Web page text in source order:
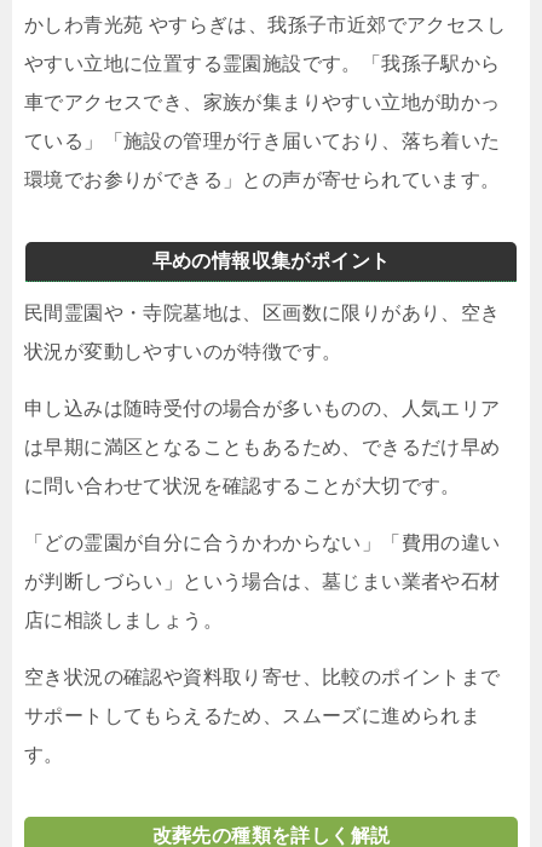
かしわ青光苑 やすらぎは、我孫子市近郊でアクセスし
やすい立地に位置する霊園施設です。「我孫子駅から
車でアクセスでき、家族が集まりやすい立地が助かっ
ている」「施設の管理が行き届いており、落ち着いた
環境でお参りができる」との声が寄せられています。
早めの情報収集がポイント
民間霊園や・寺院墓地は、区画数に限りがあり、空き
状況が変動しやすいのが特徴です。
申し込みは随時受付の場合が多いものの、人気エリア
は早期に満区となることもあるため、できるだけ早め
に問い合わせて状況を確認することが大切です。
「どの霊園が自分に合うかわからない」「費用の違い
が判断しづらい」という場合は、墓じまい業者や石材
店に相談しましょう。
空き状況の確認や資料取り寄せ、比較のポイントまで
サポートしてもらえるため、スムーズに進められま
す。
改葬先の種類を詳しく解説